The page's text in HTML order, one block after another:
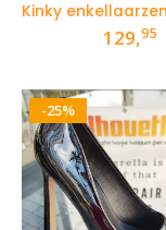
129,95
-25%